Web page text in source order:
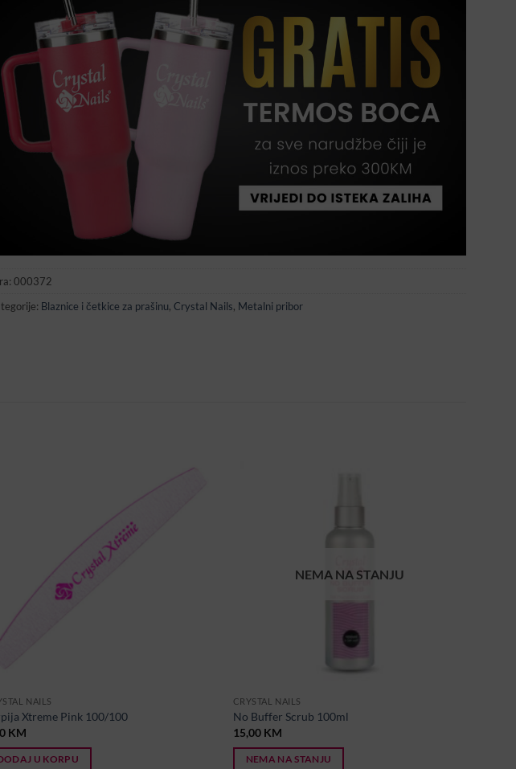
000372
Blaznice i četkice za prašinu, Crystal Nails, Metalni pribor
NAILS
Xtreme Pink 100/100
KM
U KORPU
NEMA NA STANJU
CRYSTAL NAILS
No Buffer Scrub 100ml
15,00 KM
NEMA NA STANJU